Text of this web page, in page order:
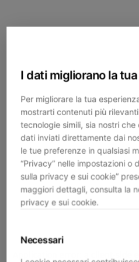
I dati migliorano la
Per migliorare la tua
mostrarti contenuti più
tecnologie simili, sia nostri
dati inviati direttamente dai
le tue preferenze in qualsiasi
“Privacy” nelle impostazioni o
sulla privacy e sui cookie”
maggiori dettagli, consulta la
privacy e sui cookie.
Necessari